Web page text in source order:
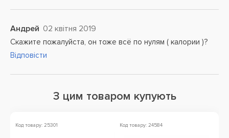
Андрей 02 квітня 2019
Скажите пожалуйста, он тоже всё по нулям ( калории )?
Відповісти
З цим товаром купують
Код товару: 25301 Код товару: 24584